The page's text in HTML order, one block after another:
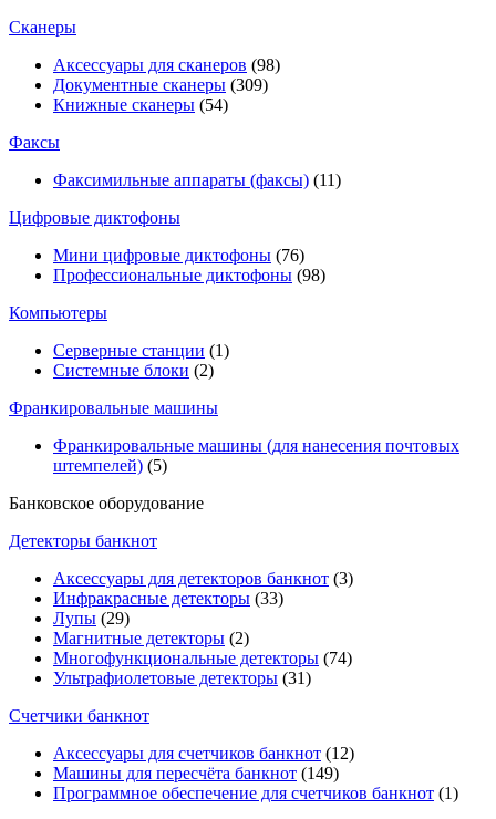
Сканеры
Аксессуары для сканеров (98)
Документные сканеры (309)
Книжные сканеры (54)
Факсы
Факсимильные аппараты (факсы) (11)
Цифровые диктофоны
Мини цифровые диктофоны (76)
Профессиональные диктофоны (98)
Компьютеры
Серверные станции (1)
Системные блоки (2)
Франкировальные машины
Франкировальные машины (для нанесения почтовых
штемпелей) (5)
Банковское оборудование
Детекторы банкнот
Аксессуары для детекторов банкнот (3)
Инфракрасные детекторы (33)
Лупы (29)
Магнитные детекторы (2)
Многофункциональные детекторы (74)
Ультрафиолетовые детекторы (31)
Счетчики банкнот
Аксессуары для счетчиков банкнот (12)
Машины для пересчёта банкнот (149)
Программное обеспечение для счетчиков банкнот (1)